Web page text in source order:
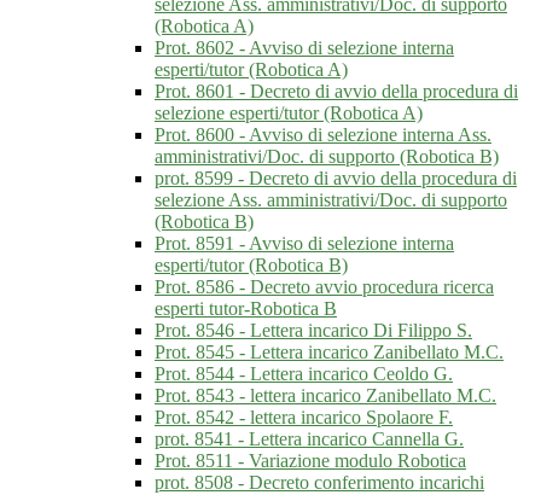
selezione Ass. amministrativi/Doc. di supporto
(Robotica A)
Prot. 8602 - Avviso di selezione interna
esperti/tutor (Robotica A)
Prot. 8601 - Decreto di avvio della procedura di
selezione esperti/tutor (Robotica A)
Prot. 8600 - Avviso di selezione interna Ass.
amministrativi/Doc. di supporto (Robotica B)
prot. 8599 - Decreto di avvio della procedura di
selezione Ass. amministrativi/Doc. di supporto
(Robotica B)
Prot. 8591 - Avviso di selezione interna
esperti/tutor (Robotica B)
Prot. 8586 - Decreto avvio procedura ricerca
esperti tutor-Robotica B
Prot. 8546 - Lettera incarico Di Filippo S.
Prot. 8545 - Lettera incarico Zanibellato M.C.
Prot. 8544 - Lettera incarico Ceoldo G.
Prot. 8543 - lettera incarico Zanibellato M.C.
Prot. 8542 - lettera incarico Spolaore F.
prot. 8541 - Lettera incarico Cannella G.
Prot. 8511 - Variazione modulo Robotica
prot. 8508 - Decreto conferimento incarichi